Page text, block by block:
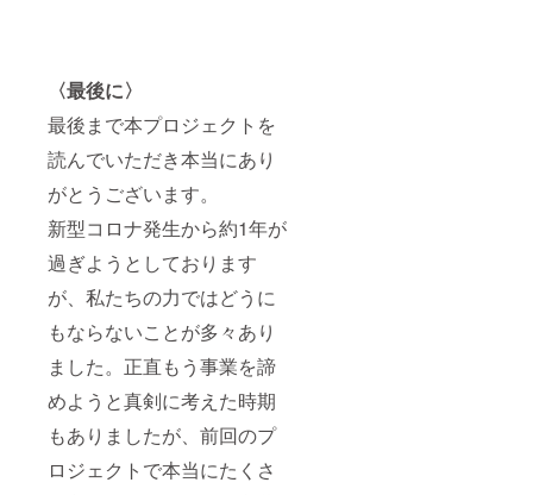
〈最後に〉
最後まで本プロジェクトを
読んでいただき本当にあり
がとうございます。
新型コロナ発生から約1年が
過ぎようとしております
が、私たちの力ではどうに
もならないことが多々あり
ました。正直もう事業を諦
めようと真剣に考えた時期
もありましたが、前回のプ
ロジェクトで本当にたくさ